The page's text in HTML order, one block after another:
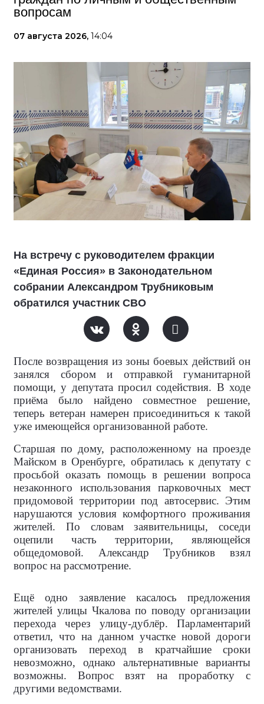
вопросам
07 августа 2026, 14:04
На встречу с руководителем фракции
«Единая Россия» в Законодательном
собрании Александром Трубниковым
обратился участник СВО
После возвращения из зоны боевых действий он
занялся сбором и отправкой гуманитарной
помощи, у депутата просил содействия. В ходе
приёма было найдено совместное решение,
теперь ветеран намерен присоединиться к такой
уже имеющейся организованной работе.
Старшая по дому, расположенному на проезде
Майском в Оренбурге, обратилась к депутату с
просьбой оказать помощь в решении вопроса
незаконного использования парковочных мест
придомовой территории под автосервис. Этим
нарушаются условия комфортного проживания
жителей. По словам заявительницы, соседи
оцепили часть территории, являющейся
общедомовой. Александр Трубников взял
вопрос на рассмотрение.
Ещё одно заявление касалось предложения
жителей улицы Чкалова по поводу организации
перехода через улицу-дублёр. Парламентарий
ответил, что на данном участке новой дороги
организовать переход в кратчайшие сроки
невозможно, однако альтернативные варианты
возможны. Вопрос взят на проработку с
другими ведомствами.